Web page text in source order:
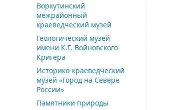
Воркутинский
межрайонный
краеведческий музей
Геологический музей
имени К.Г. Войновского-
Кригера
Историко-краеведческий
музей «Город на Севере
России»
Памятники природы